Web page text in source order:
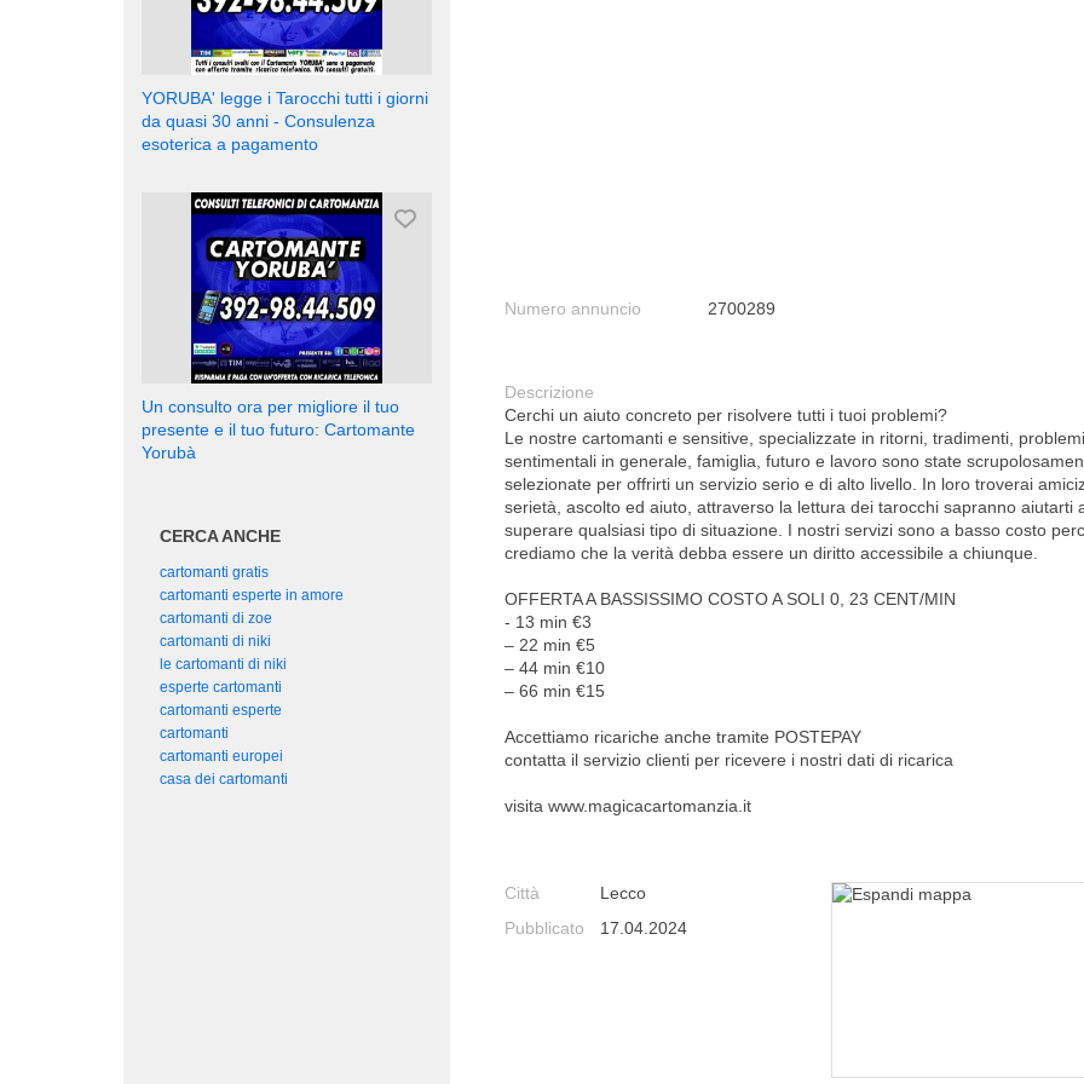
Numero annuncio 2700289
Descrizione
Cerchi un aiuto concreto per risolvere tutti i tuoi problemi?
Le nostre cartomanti e sensitive, specializzate in ritorni, tradimenti, problemi
sentimentali in generale, famiglia, futuro e lavoro sono state
selezionate per offrirti un servizio serio e di alto livello. In loro troverai
serietà, ascolto ed aiuto, attraverso la lettura dei tarocchi sapranno aiutarti
superare qualsiasi tipo di situazione. I nostri servizi sono a basso costo
crediamo che la verità debba essere un diritto accessibile a chiunque.
OFFERTA A BASSISSIMO COSTO A SOLI 0, 23 CENT/MIN
- 13 min €3
– 22 min €5
– 44 min €10
– 66 min €15
Accettiamo ricariche anche tramite POSTEPAY
contatta il servizio clienti per ricevere i nostri dati di ricarica
visita www.magicacartomanzia.it
Città
Lecco
Pubblicato
17.04.2024
YORUBA' legge i Tarocchi tutti i giorni
da quasi 30 anni - Consulenza
esoterica a pagamento
Un consulto ora per migliore il tuo
presente e il tuo futuro: Cartomante
Yorubà
CERCA ANCHE
cartomanti gratis
cartomanti esperte in amore
cartomanti di zoe
cartomanti di niki
le cartomanti di niki
esperte cartomanti
cartomanti esperte
cartomanti
cartomanti europei
casa dei cartomanti